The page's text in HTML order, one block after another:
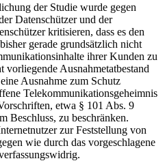
der Studie wurde gegen
Datenschützer und der
kritisieren, dass es den
gerade grundsätzlich nicht
ihrer Kunden zu
Ausnahmetatbestand
Ausnahme zum Schutz
Telekommunikationsgeheimnis
etwa § 101 Abs. 9
Beschluss, zu beschränken.
zur Feststellung von
wie durch das vorgeschlagene